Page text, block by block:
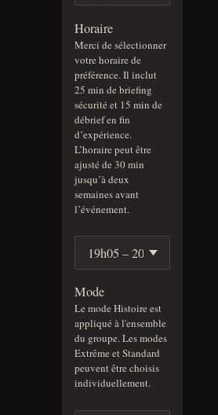
Horaire
Merci de sélectionner
votre horaire de
préférence. Il inclut
25 min de briefing
sécurité et 15 min de
débrief en fin
d’expérience.
L’horaire peut être
ajusté de 30 min
jusqu’à deux
semaines avant
l’événement.
Mode
Le mode Histoire est
appliqué à l'ensemble
du groupe. Les modes
Extrême et Standard
peuvent être choisis
individuellement.